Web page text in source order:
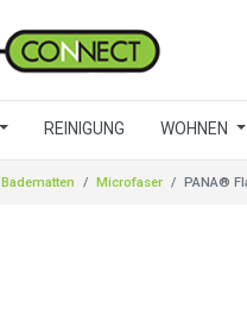
REINIGUNG WOHNEN
Badematten Microfaser PANA®